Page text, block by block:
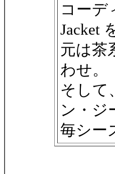
コーデ
Jacket
元は茶
わせ。
そして
ン・ジ
毎シー